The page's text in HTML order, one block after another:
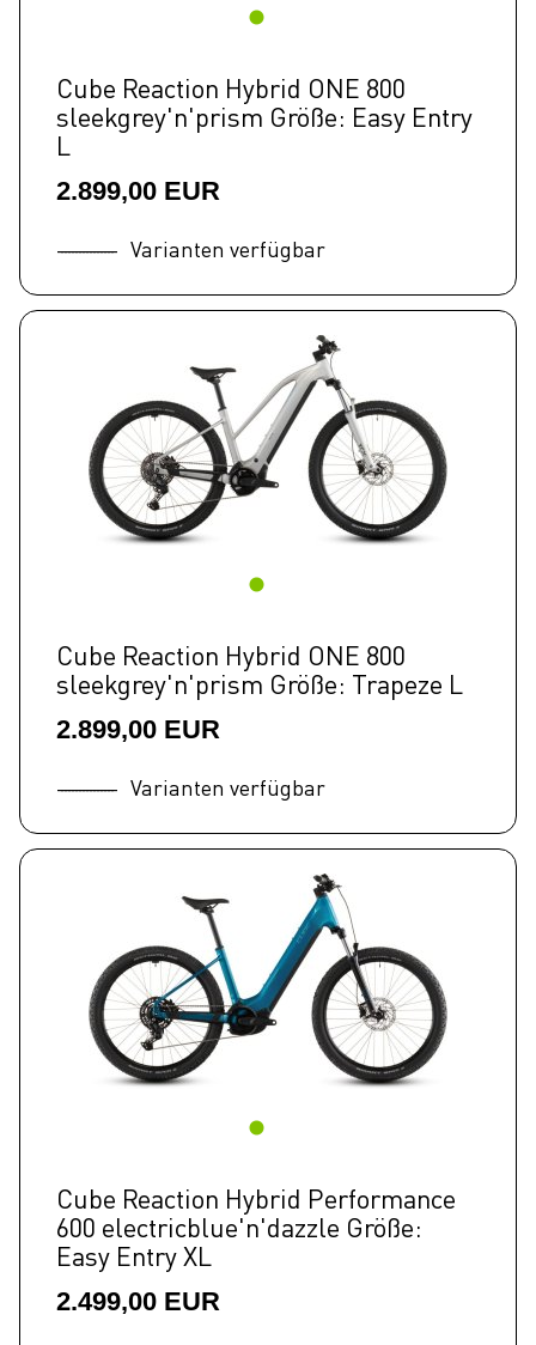
Cube Reaction Hybrid ONE 800
sleekgrey'n'prism Größe: Easy Entry
L
2.899,00 EUR
Varianten verfügbar
Cube Reaction Hybrid ONE 800
sleekgrey'n'prism Größe: Trapeze L
2.899,00 EUR
Varianten verfügbar
Cube Reaction Hybrid Performance
600 electricblue'n'dazzle Größe:
Easy Entry XL
2.499,00 EUR